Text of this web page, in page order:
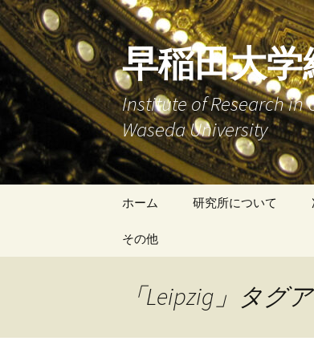
早稲田大
Institute of Research in
Waseda University
ホーム 研究所について
その他
「Leipzig」タグ